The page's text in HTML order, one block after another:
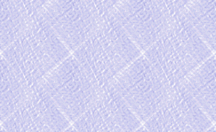
１
２．